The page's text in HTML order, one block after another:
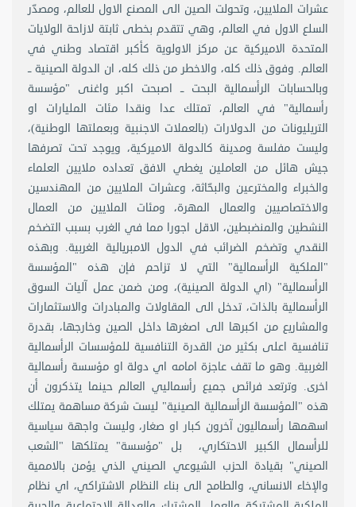
عشرات الملايين، وتحولت الصين الى المصنع الاول للعالم، ومصدّر
السلع الاول في العالم، وهي تتقدم بخطى ثابتة لازاحة الولايات
المتحدة الاميركية عن مركز الاولوية كأكبر اقتصاد وطني في
العالم. وفوق ذلك كله، والاخطر من ذلك كله، ان الدولة الصينية ــ
وبالحسابات الرأسمالية البحت ــ اصبحت اكبر واغنى "مؤسسة
رأسمالية" في العالم، تمتلك عدا ونقدا مئات المليارات او
التريليونات من الدولارات (بالعملات الاجنبية وبعملتها الوطنية)،
وليست مفلسة ومدينة كالدولة الاميركية، ويوجد تحت تصرفها
جيش هائل من العاملين يغطي الافق تعداده ملايين العلماء
والخبراء والمخترعين والبحّاثة، وعشرات الملايين من المهندسين
والاختصاصيين والعمال المهرة، ومئات الملايين من العمال
النشطين والمنضبطين، الاقل اجورا مما في الغرب بسبب التضخم
النقدي وتضخم الضرائب في الدول الامبريالية الغربية. وبهذه
"الملكية الرأسمالية" التي لا تزاحم فإن هذه "المؤسسة
الرأسمالية" (اي الدولة الصينية)، ومن ضمن عمل آليات السوق
الرأسمالية بالذات، تدخل الى المقاولات والمبادرات والاستثمارات
والمشاريع من اكبرها الى اصغرها داخل الصين وخارجها، بقدرة
تنافسية اعلى بكثير من القدرة التنافسية للمؤسسات الرأسمالية
الغربية. وهو ما تقف عاجزة امامه اي دولة او مؤسسة رأسمالية
اخرى. وترتعد فرائص جميع رأسماليي العالم حينما يتذكرون أن
هذه "المؤسسة الرأسمالية الصينية" ليست شركة مساهمة يمتلك
اسهمها رأسماليون آخرون كبار او صغار، وليست واجهة سياسية
للرأسمال الكبير الاحتكاري، بل "مؤسسة" يمتلكها "الشعب
الصيني" بقيادة الحزب الشيوعي الصيني الذي يؤمن بالاممية
والإخاء الانساني، والطامح الى بناء النظام الاشتراكي، اي نظام